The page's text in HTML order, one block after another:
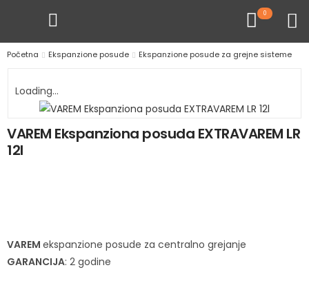
0
Početna Ekspanzione posude Ekspanzione posude za grejne sisteme
Loading...
VAREM Ekspanziona posuda EXTRAVAREM LR
12l
VAREM ekspanzione posude za centralno grejanje
GARANCIJA: 2 godine